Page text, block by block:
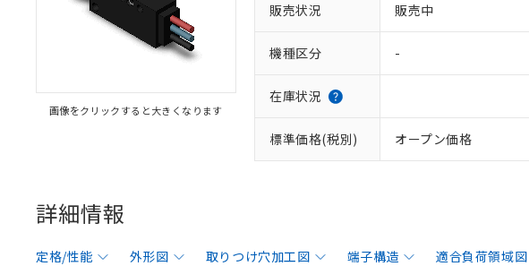
画像をクリックすると大きくなります
販売状況 販売中
機種区分 -
在庫状況
標準価格(税別) オープン価格
詳細情報
定格/性能 外形図 取りつけ穴加工図 端子構造 適合負荷領域図